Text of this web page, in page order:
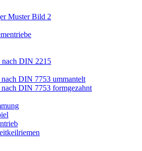
DIN 2215
DIN 7753 ummantelt
DIN 7753 formgezahnt